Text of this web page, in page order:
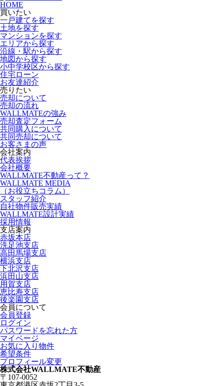
HOME
買いたい
一戸建てを探す
土地を探す
マンションを探す
エリアから探す
沿線・駅から探す
地図から探す
小中学校区から探す
住宅ローン
お友達紹介
売りたい
売却について
売却の流れ
WALLMATEの強み
売却査定フォーム
共同購入について
共同売却について
お客さまの声
会社案内
代表挨拶
会社概要
WALLMATE不動産って？
WALLMATE MEDIA
（お役立ちコラム）
スタッフ紹介
自社物件販売実績
WALLMATE設計実績
採用情報
支店案内
赤坂本店
洗足池支店
高田馬場支店
横浜支店
下北沢支店
浜田山支店
用賀支店
恵比寿支店
後楽園支店
会員について
会員登録
ログイン
パスワードを忘れた方
マイページ
お気に入り物件
希望条件
プロフィール変更
株式会社WALLMATE不動産
〒107-0052